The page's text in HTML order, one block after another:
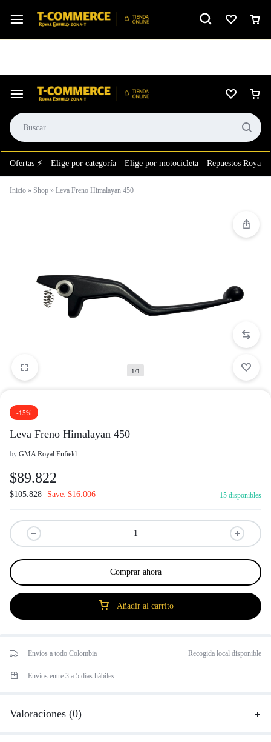
⚙️El taller más grande de LATAM en tu bolsillo. Ver calificación
Ofertas ⚡ Elige por categoría Elige por motocicleta Repuestos Royal
Inicio » Shop » Leva Freno Himalayan 450
1/1
-15%
Leva Freno Himalayan 450
by GMA Royal Enfield
$89.822
$105.828 Save: $16.006 15 disponibles
Añadir al carrito
Comprar ahora
Envíos a todo Colombia Recogida local disponible
Envíos entre 3 a 5 días hábiles
Valoraciones (0)